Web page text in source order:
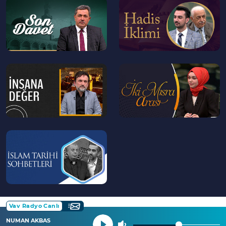
İman ve inanç noktasında düşünmek
neden önemli?
43:22Kur'an-ı Kerim'de hukuk ve insan hakları
--
>
--
>
--
>
NUMAN AKBAS
Vav Radyo Canlı